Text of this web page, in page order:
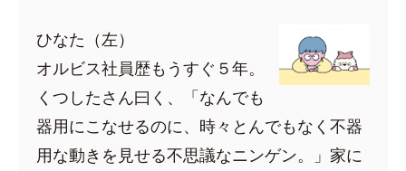
ひなた（左）
オルビス社員歴もうすぐ５年。
くつしたさん曰く、「なんでも
器用にこなせるのに、時々とんでもなく不器
用な動きを見せる不思議なニンゲン。」家に